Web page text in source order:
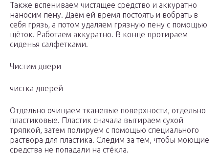
Также вспениваем чистящее средство и аккуратно
наносим пену. Даём ей время постоять и вобрать в
себя грязь, а потом удаляем грязную пену с помощью
щёток. Работаем аккуратно. В конце протираем
сиденья салфетками.
Чистим двери
чистка дверей
Отдельно очищаем тканевые поверхности, отдельно
пластиковые. Пластик сначала вытираем сухой
тряпкой, затем полируем с помощью специального
раствора для пластика. Следим за тем, чтобы моющие
средства не попадали на стёкла.